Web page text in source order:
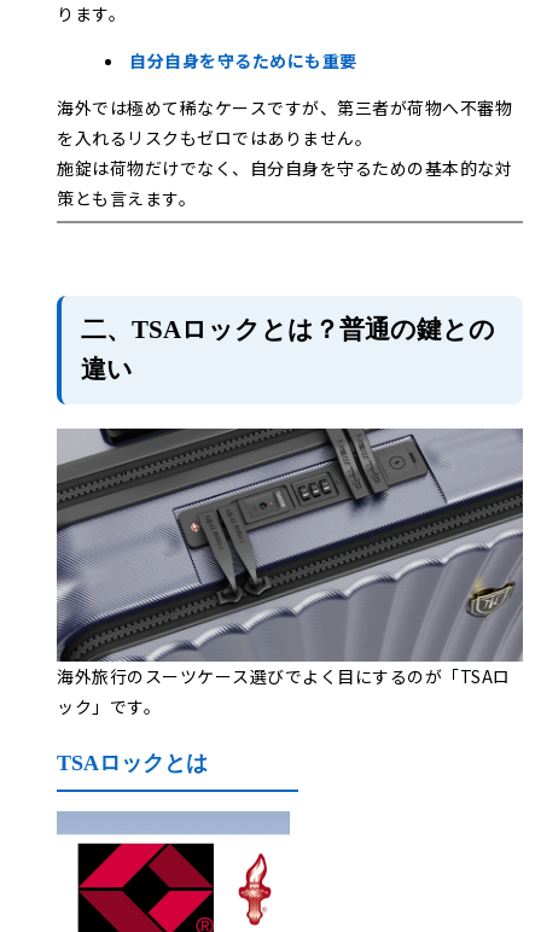
ります。
自分自身を守るためにも重要
海外では極めて稀なケースですが、第三者が荷物へ不審物
を入れるリスクもゼロではありません。
施錠は荷物だけでなく、自分自身を守るための基本的な対
策とも言えます。
二、TSAロックとは？普通の鍵との
違い
海外旅行のスーツケース選びでよく目にするのが「TSAロ
ック」です。
TSAロックとは